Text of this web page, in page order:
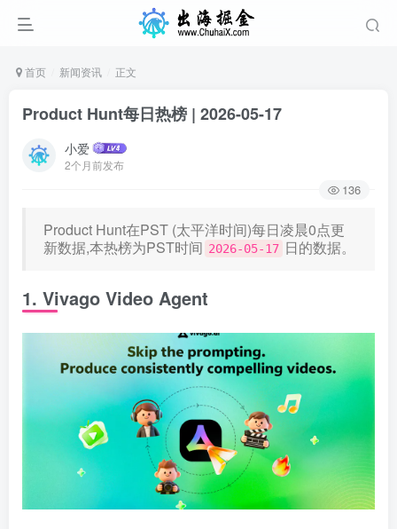
首页 新闻资讯 正文
Product Hunt每日热榜 | 2026-05-17
小爱
2个月前发布
136
Product Hunt在PST (太平洋时间)每日凌晨0点更
新数据,本热榜为PST时间 2026-05-17 日的数据。
1. Vivago Video Agent